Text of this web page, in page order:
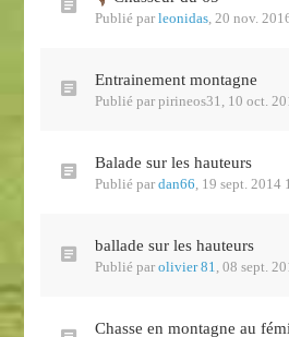
Publié par leonidas, 20 nov.
Entrainement montagne
Publié par pirineos31, 10 oct.
Balade sur les hauteurs
Publié par dan66, 19 sept. 2014
ballade sur les hauteurs
Publié par olivier 81, 08 sept.
Chasse en montagne au